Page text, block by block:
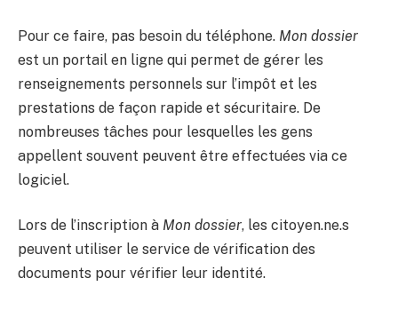
Pour ce faire, pas besoin du téléphone. Mon dossier
est un portail en ligne qui permet de gérer les
renseignements personnels sur l’impôt et les
prestations de façon rapide et sécuritaire. De
nombreuses tâches pour lesquelles les gens
appellent souvent peuvent être effectuées via ce
logiciel.
Lors de l’inscription à Mon dossier, les citoyen.ne.s
peuvent utiliser le service de vérification des
documents pour vérifier leur identité.